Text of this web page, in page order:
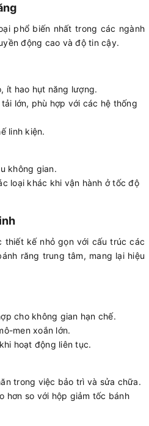
phổ biến nhất trong các ngành
động cao và độ tin cậy.
ít hao hụt năng lượng.
lớn, phù hợp với các hệ thống
linh kiện.
không gian.
loại khác khi vận hành ở tốc độ
thiết kế nhỏ gọn với cấu trúc các
răng trung tâm, mang lại hiệu
cho không gian hạn chế.
men xoắn lớn.
hoạt động liên tục.
trong việc bảo trì và sửa chữa.
hơn so với hộp giảm tốc bánh